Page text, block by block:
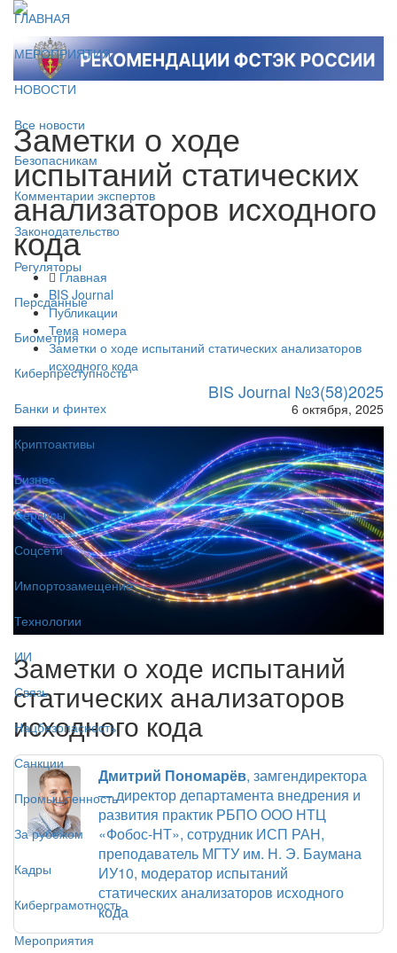
ГЛАВНАЯ
МЕРОПРИЯТИЯ
НОВОСТИ
Все новости
Безопасникам
Комментарии экспертов
Законодательство
Регуляторы
Персданные
Биометрия
Киберпреступность
Банки и финтех
Криптоактивы
Бизнес
Сервисы
Соцсети
Импортозамещение
Технологии
ИИ
Связь
Нацбезопасность
Санкции
Промышленность
За рубежом
Кадры
Киберграмотность
Мероприятия
Заметки о ходе
испытаний статических
анализаторов исходного
кода
Главная
BIS Journal
Публикации
Тема номера
Заметки о ходе испытаний статических анализаторов
исходного кода
BIS Journal №3(58)2025
6 октября, 2025
Заметки о ходе испытаний
статических анализаторов
исходного кода
Дмитрий Пономарёв, замгендиректора
— директор департамента внедрения и
развития практик РБПО ООО НТЦ
«Фобос-НТ», сотрудник ИСП РАН,
преподаватель МГТУ им. Н. Э. Баумана
ИУ10, модератор испытаний
статических анализаторов исходного
кода